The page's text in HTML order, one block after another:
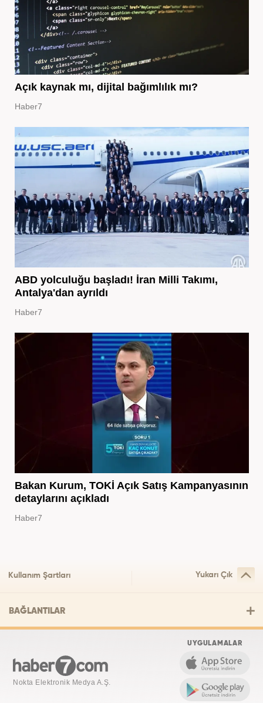
Açık kaynak mı, dijital bağımlılık mı?
Haber7
ABD yolculuğu başladı! İran Milli Takımı,
Antalya'dan ayrıldı
Haber7
Bakan Kurum, TOKİ Açık Satış Kampanyasının
detaylarını açıkladı
Haber7
Kullanım Şartları Yukarı Çık
BAĞLANTILAR
Nokta Elektronik Medya A.Ş.
UYGULAMALAR